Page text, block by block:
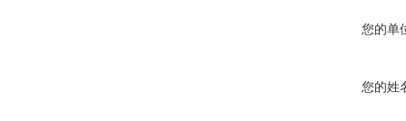
您的单
您的姓